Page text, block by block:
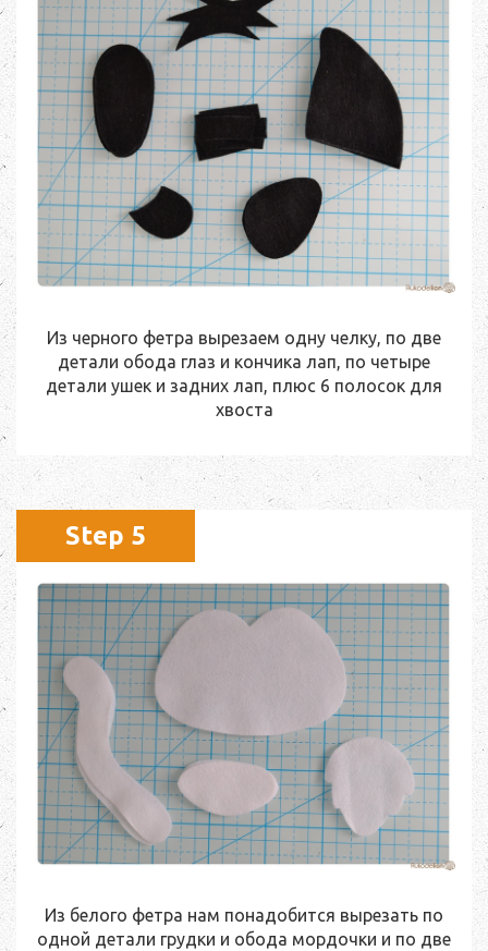
Из черного фетра вырезаем одну челку, по две
детали обода глаз и кончика лап, по четыре
детали ушек и задних лап, плюс 6 полосок для
хвоста
Step 5
Из белого фетра нам понадобится вырезать по
одной детали грудки и обода мордочки и по две